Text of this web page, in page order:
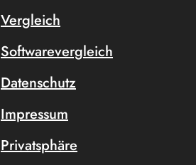
Vergleich
Softwarevergleich
Datenschutz
Impressum
Privatsphäre